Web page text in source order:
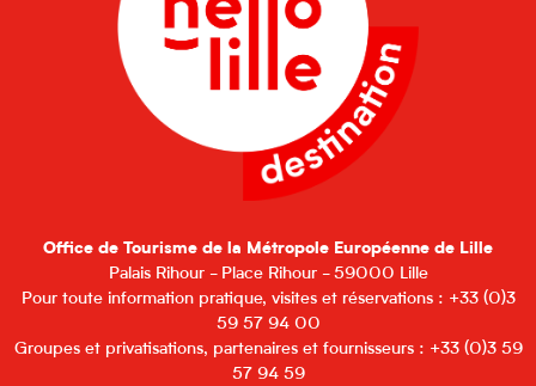
Office de Tourisme de la Métropole Européenne de Lille
Palais Rihour - Place Rihour - 59000 Lille
Pour toute information pratique, visites et réservations : +33 (0)3
59 57 94 00
Groupes et privatisations, partenaires et fournisseurs : +33 (0)3 59
57 94 59